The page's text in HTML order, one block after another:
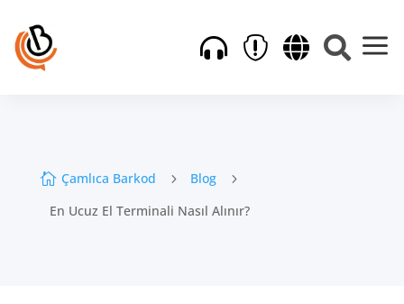
    a
 Çamlıca Barkod 5 Blog 5
En Ucuz El Terminali Nasıl Alınır?